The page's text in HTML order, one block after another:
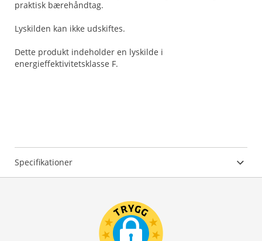
praktisk bærehåndtag.
Lyskilden kan ikke udskiftes.
Dette produkt indeholder en lyskilde i
energieffektivitetsklasse F.
Specifikationer